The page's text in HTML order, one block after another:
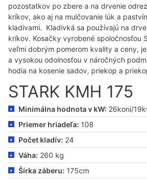
pozostatkov po zbere a na drvenie
kríkov, ako aj na mulčovanie lúk a
kladivami. Kladivká sa používajú na
kríkov. Kosačky vyrobené spoločnosťou
veľmi dobrým pomerom kvality a ceny,
a vysokou odolnosťou v náročných
hodia na kosenie sadov, priekop a
STARK KMH 175
Minimálna hodnota v kW: 26koní/
Priemer hriadeľa: 108
Počet kladív: 24
Váha: 260 kg
Šírka záberu: 175cm